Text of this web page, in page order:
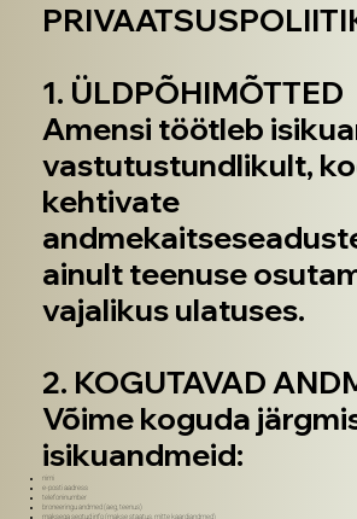
1. ÜLDPÕHIMÕTTED
Amensi töötleb
vastutustundlikult,
kehtivate
ainult teenuse
vajalikus ulatuses.
2. KOGUTAVAD
Võime koguda
isikuandmeid:
nimi
e-posti aadress
telefoninumber
broneeringu andmed (aeg, teenus)
maksega seotud info (makse staatus, mitte kaardiandmed)